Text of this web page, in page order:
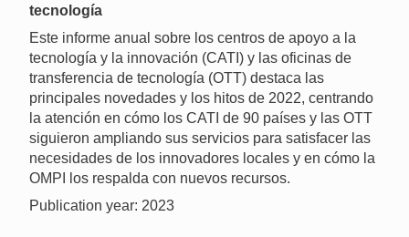
tecnología
Este informe anual sobre los centros de apoyo a la
tecnología y la innovación (CATI) y las oficinas de
transferencia de tecnología (OTT) destaca las
principales novedades y los hitos de 2022, centrando
la atención en cómo los CATI de 90 países y las OTT
siguieron ampliando sus servicios para satisfacer las
necesidades de los innovadores locales y en cómo la
OMPI los respalda con nuevos recursos.
Publication year: 2023